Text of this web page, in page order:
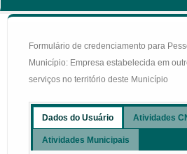
Formulário de credenciamento para
Município: Empresa estabelecida em
serviços no território deste Município
Dados do Usuário Atividades
Atividades Municipais